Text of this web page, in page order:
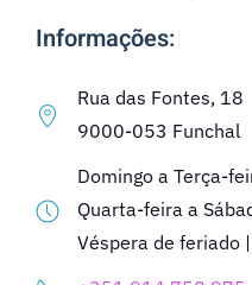
Informações:
Rua das Fontes,
9000-053 Funchal
Domingo a Terça-
Quarta-feira a
Véspera de feriado